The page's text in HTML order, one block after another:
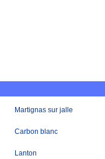
Martignas sur jalle
Carbon blanc
Lanton